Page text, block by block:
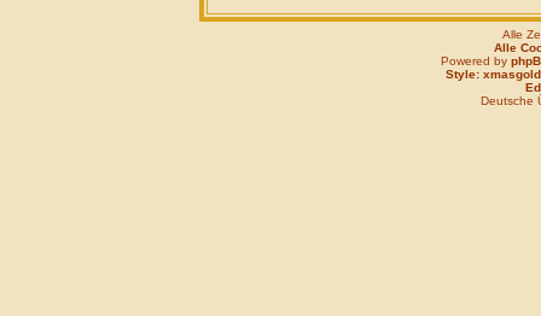
Alle
Alle
Powered by
Style: xmasgold
Deutsche